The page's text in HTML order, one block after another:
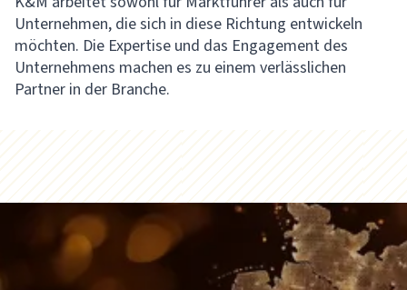
Unternehmen, die sich in diese Richtung entwickeln
möchten. Die Expertise und das Engagement des
Unternehmens machen es zu einem verlässlichen
Partner in der Branche.